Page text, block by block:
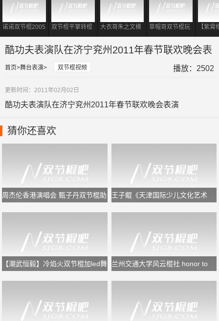
诺诺双节棍2005
经典双棍视频
双节棍平掌转棍
到底有多重要?
对于初学者够用
了!
大衣哥朱之文模
仿李小龙 现场耍
起双节棍表演
草帽哥双节棍玩
出大侠风范
【紫霄
霄II：
酷功夫表演队在济宁兖州2011年春节联欢晚会表
演
首页 舞台表演 双节棍视频 播放：2502
更新时间：2011年02月02日
酷功夫表演队在济宁兖州2011年春节联欢晚会表演
猜你还喜欢
周杰伦香港演唱会 甄子丹双节棍助
王子鲲《天津国际少儿文化艺术
【潮武恒毅】冷焰火双节棍加led舞
兰州交通大学风云棍社 honor to